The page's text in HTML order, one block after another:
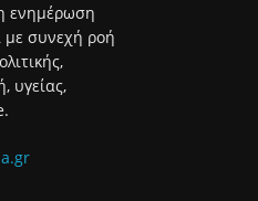
ενημέρωση
συνεχή ροή
υγείας,